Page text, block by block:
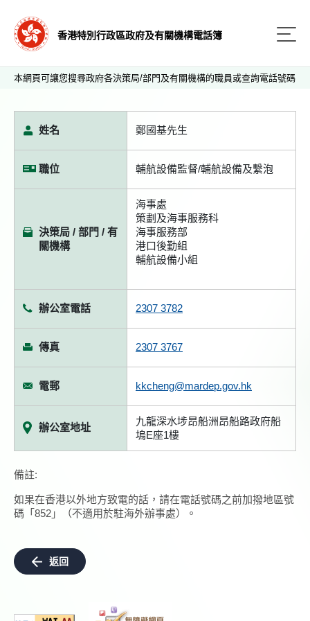
香港特別行政區政府及有關機構電話簿
本網頁可讓您搜尋政府各決策局/部門及有關機構的職員或查詢電話號碼
姓名 鄭國基先生
職位 輔航設備監督/輔航設備及繫泡
決策局 / 部門 / 有
關機構
海事處
策劃及海事服務科
海事服務部
港口後勤組
輔航設備小組
辦公室電話 2307 3782
傳真 2307 3767
電郵 kkcheng@mardep.gov.hk
辦公室地址
九龍深水埗昂船洲昂船路政府船
塢E座1樓
備註:
如果在香港以外地方致電的話，請在電話號碼之前加撥地區號
碼「852」（不適用於駐海外辦事處）。
返回